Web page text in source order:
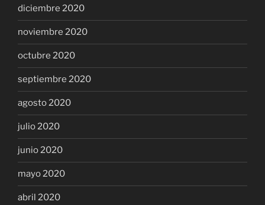
diciembre 2020
noviembre 2020
octubre 2020
septiembre 2020
agosto 2020
julio 2020
junio 2020
mayo 2020
abril 2020